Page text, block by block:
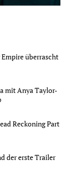
überrascht
mit Anya Taylor-
Reckoning Part
der erste Trailer